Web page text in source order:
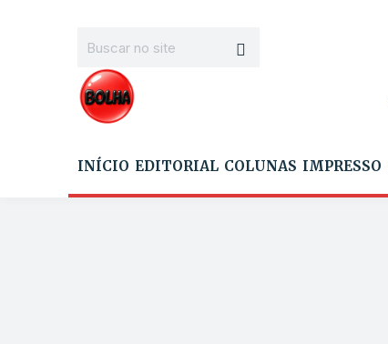
INÍCIO EDITORIAL COLUNAS IMPRESSO